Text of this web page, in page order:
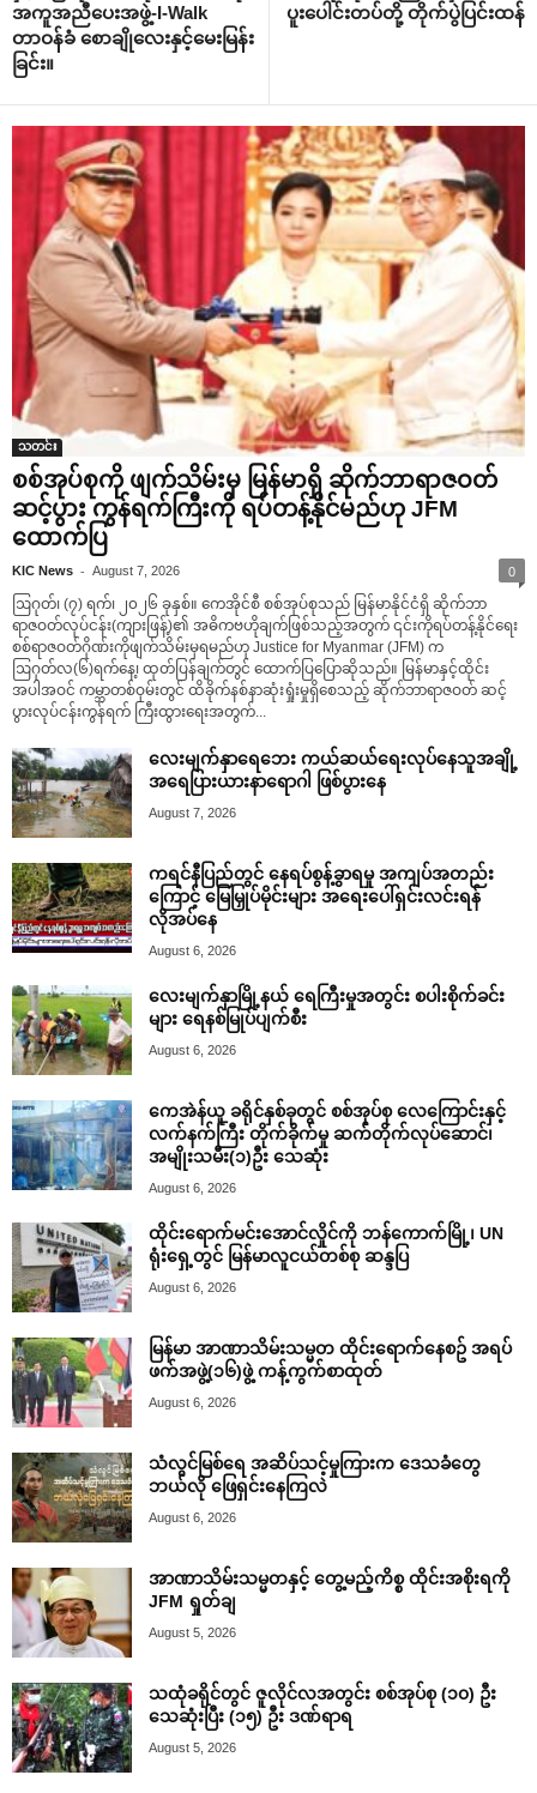
အကူအညီပေးအဖွဲ့-I-Walk
တာဝန်ခံ စောချိုလေးနှင့်မေးမြန်း
ခြင်း။
ပူးပေါင်းတပ်တို့ တိုက်ပွဲပြင်းထန်
သတင်း
စစ်အုပ်စုကို ဖျက်သိမ်းမှ မြန်မာရှိ ဆိုက်ဘာရာဇဝတ်
ဆင့်ပွား ကွန်ရက်ကြီးကို ရပ်တန့်နိုင်မည်ဟု JFM
ထောက်ပြ
KIC News - August 7, 2026 0
ဩဂုတ်၊ (၇) ရက်၊ ၂၀၂၆ ခုနှစ်။ ကေအိုင်စီ စစ်အုပ်စုသည် မြန်မာနိုင်ငံရှိ ဆိုက်ဘာ
ရာဇဝတ်လုပ်ငန်း(ကျားဖြန့်)၏ အဓိကဗဟိုချက်ဖြစ်သည့်အတွက် ၎င်းကိုရပ်တန့်နိုင်ရေး
စစ်ရာဇဝတ်ဂိုဏ်းကိုဖျက်သိမ်းမှရမည်ဟု Justice for Myanmar (JFM) က
ဩဂုတ်လ(၆)ရက်နေ့၊ ထုတ်ပြန်ချက်တွင် ထောက်ပြပြောဆိုသည်။ မြန်မာနှင့်ထိုင်း
အပါအဝင် ကမ္ဘာတစ်ဝှမ်းတွင် ထိခိုက်နစ်နာဆုံးရှုံးမှုရှိစေသည့် ဆိုက်ဘာရာဇဝတ် ဆင့်
ပွားလုပ်ငန်းကွန်ရက် ကြီးထွားရေးအတွက်...
လေးမျက်နှာရေဘေး ကယ်ဆယ်ရေးလုပ်နေသူအချို့
အရေပြားယားနာရောဂါ ဖြစ်ပွားနေ
August 7, 2026
ကရင်နီပြည်တွင် နေရပ်စွန့်ခွာရမှု အကျပ်အတည်း
ကြောင့် မြေမြှုပ်မိုင်းများ အရေးပေါ်ရှင်းလင်းရန်
လိုအပ်နေ
August 6, 2026
လေးမျက်နှာမြို့နယ် ရေကြီးမှုအတွင်း စပါးစိုက်ခင်း
များ ရေနစ်မြုပ်ပျက်စီး
August 6, 2026
ကေအဲန်ယူ ခရိုင်နှစ်ခုတွင် စစ်အုပ်စု လေကြောင်းနှင့်
လက်နက်ကြီး တိုက်ခိုက်မှု ဆက်တိုက်လုပ်ဆောင်၊
အမျိုးသမီး(၁)ဦး သေဆုံး
August 6, 2026
ထိုင်းရောက်မင်းအောင်လှိုင်ကို ဘန်ကောက်မြို့၊ UN
ရုံးရှေ့တွင် မြန်မာလူငယ်တစ်စု ဆန္ဒပြ
August 6, 2026
မြန်မာ အာဏာသိမ်းသမ္မတ ထိုင်းရောက်နေစဥ် အရပ်
ဖက်အဖွဲ့(၁၆)ဖွဲ့ ကန့်ကွက်စာထုတ်
August 6, 2026
သံလွင်မြစ်ရေ အဆိပ်သင့်မှုကြားက ဒေသခံတွေ
ဘယ်လို ဖြေရှင်းနေကြလဲ
August 6, 2026
အာဏာသိမ်းသမ္မတနှင့် တွေ့မည့်ကိစ္စ ထိုင်းအစိုးရကို
JFM ရှုတ်ချ
August 5, 2026
သထုံခရိုင်တွင် ဇူလိုင်လအတွင်း စစ်အုပ်စု (၁၀) ဦး
သေဆုံးပြီး (၁၅) ဦး ဒဏ်ရာရ
August 5, 2026